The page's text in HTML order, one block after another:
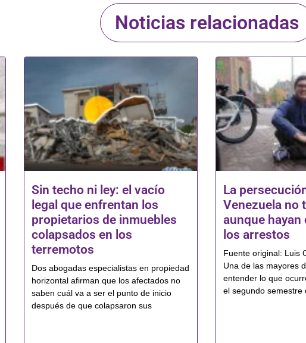
Noticias relacionadas
Sin techo ni ley: el vacío
legal que enfrentan los
propietarios de inmuebles
colapsados en los
terremotos
Dos abogadas especialistas en propiedad
horizontal afirman que los afectados no
saben cuál va a ser el punto de inicio
después de que colapsaron sus
La
Venezuela no
aunque
los arrestos
Fuente original: Luis
Una de las mayores
entender lo que
el segundo semestre